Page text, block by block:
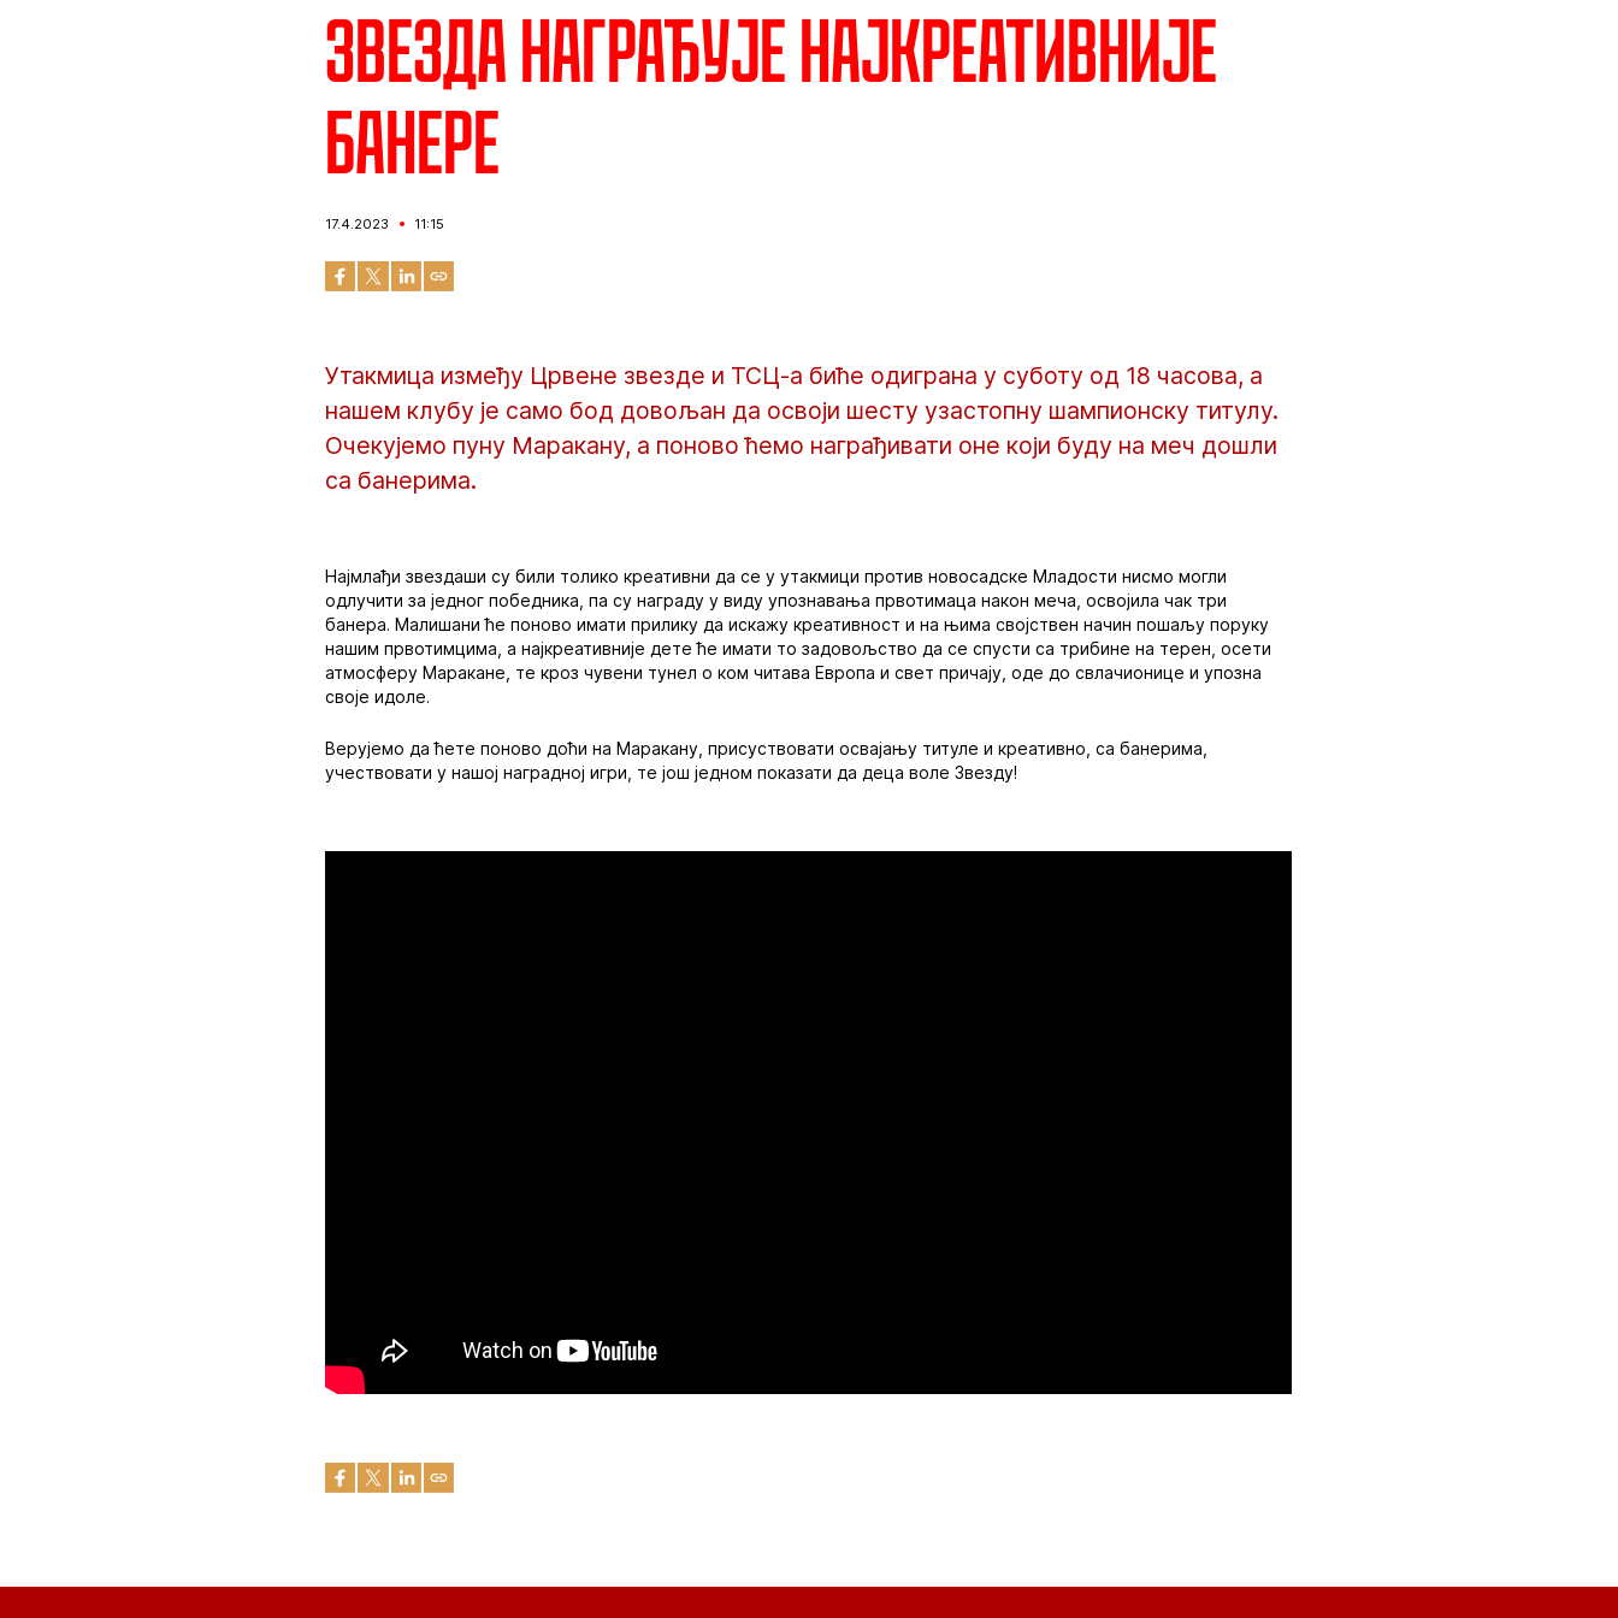
Звезда награђује најкреативније
банере
17.4.2023 11:15
Утакмица између Црвене звезде и ТСЦ-а биће одиграна у суботу од 18 часова, а
нашем клубу је само бод довољан да освоји шесту узастопну шампионску титулу.
Очекујемо пуну Маракану, а поново ћемо награђивати оне који буду на меч дошли
са банерима.
Најмлађи звездаши су били толико креативни да се у утакмици против новосадске Младости нисмо могли
одлучити за једног победника, па су награду у виду упознавања првотимаца након меча, освојила чак три
банера. Малишани ће поново имати прилику да искажу креативност и на њима својствен начин пошаљу поруку
нашим првотимцима, а најкреативније дете ће имати то задовољство да се спусти са трибине на терен, осети
атмосферу Маракане, те кроз чувени тунел о ком читава Европа и свет причају, оде до свлачионице и упозна
своје идоле.
Верујемо да ћете поново доћи на Маракану, присуствовати освајању титуле и креативно, са банерима,
учествовати у нашој наградној игри, те још једном показати да деца воле Звезду!